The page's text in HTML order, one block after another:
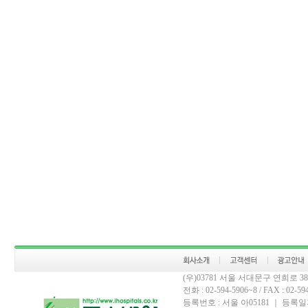
(우)03781 서울 서대문구 연희로
전화 : 02-594-5906~8 / FAX : 02-
등록번호 : 서울 아05181 ｜ 등록